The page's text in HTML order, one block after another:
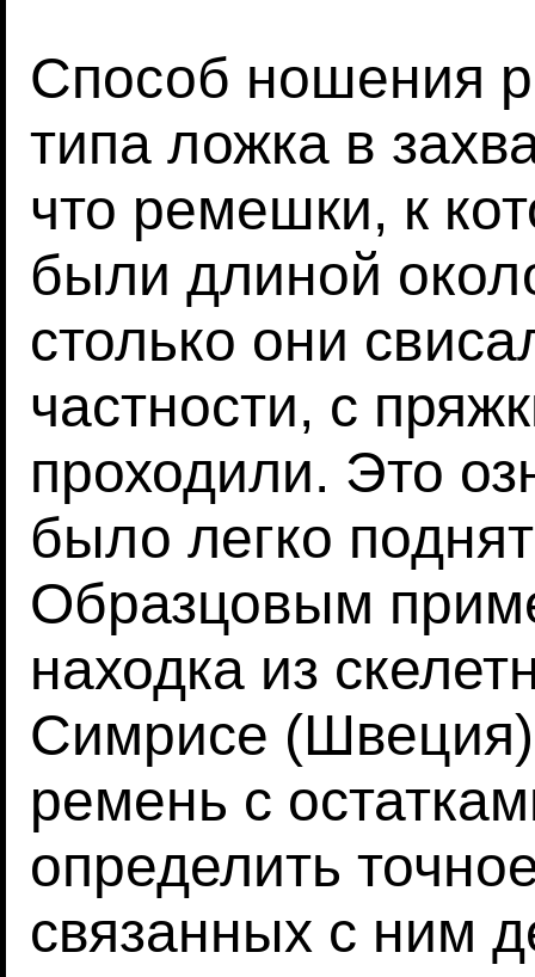
Способ ношения
типа ложка в
что ремешки, к
были длиной
столько они
частности, с
проходили. Это
было легко
Образцовым
находка из
Симрисе
ремень с
определить
связанных с ним